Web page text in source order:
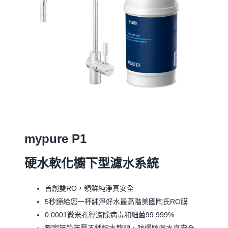
mypure P1
硬水軟化櫥下型濾水系統
首創雙RO，領鮮純淨真安全
5秒鐘給您一杯純淨好水最高階美國陶氏RO膜
0.0001微米孔徑濾除病毒和細菌99.999%